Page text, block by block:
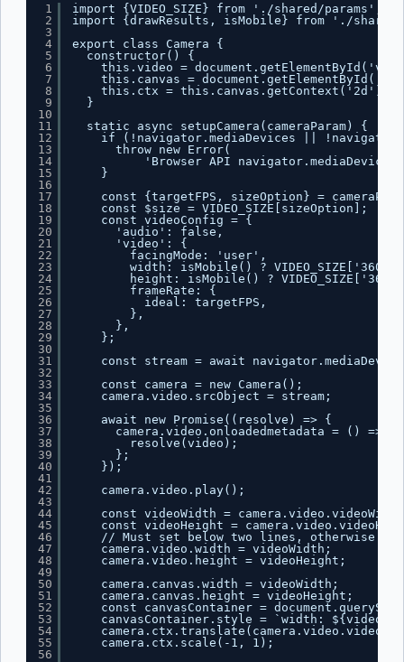
1
2
3
4
5
6
7
8
9
10
11
12
13
14
15
16
17
18
19
20
21
22
23
24
25
26
27
28
29
30
31
32
33
34
35
36
37
38
39
40
41
42
43
44
45
46
47
48
49
50
51
52
53
54
55
56
import {VIDEO_SIZE} from './shared/params';
import {drawResults, isMobile} from './
export class Camera {
constructor() {
this.video =
this.canvas =
this.ctx = this.canvas.getContext('2d');
}
static async setupCamera(cameraParam) {
if (!navigator.mediaDevices ||
throw new Error(
'Browser API
}
const {targetFPS, sizeOption} =
const $size = VIDEO_SIZE[sizeOption];
const videoConfig = {
'audio': false,
'video': {
facingMode: 'user',
width: isMobile() ? VIDEO_SIZE['360
height: isMobile() ?
frameRate: {
ideal: targetFPS,
},
},
};
const stream = await
const camera = new Camera();
camera.video.srcObject = stream;
await new Promise((resolve) => {
camera.video.onloadedmetadata = () => {
resolve(video);
};
});
camera.video.play();
const videoWidth =
const videoHeight =
// Must set below two lines, otherwise
camera.video.width = videoWidth;
camera.video.height = videoHeight;
camera.canvas.width = videoWidth;
camera.canvas.height = videoHeight;
const canvasContainer =
canvasContainer.style = `width:
camera.ctx.scale(-1, 1);